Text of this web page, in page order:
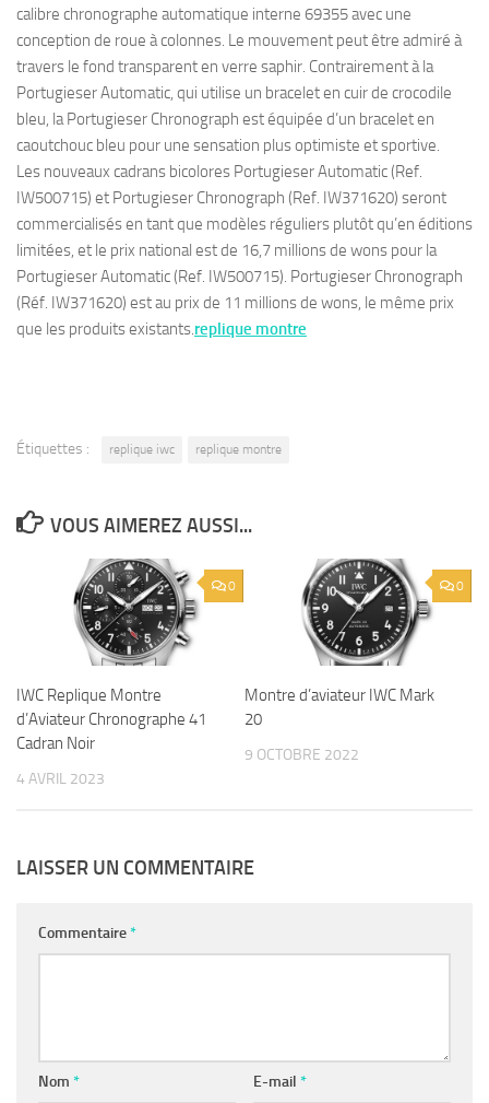
calibre chronographe automatique interne 69355 avec une
conception de roue à colonnes. Le mouvement peut être admiré à
travers le fond transparent en verre saphir. Contrairement à la
Portugieser Automatic, qui utilise un bracelet en cuir de crocodile
bleu, la Portugieser Chronograph est équipée d’un bracelet en
caoutchouc bleu pour une sensation plus optimiste et sportive.
Les nouveaux cadrans bicolores Portugieser Automatic (Ref.
IW500715) et Portugieser Chronograph (Ref. IW371620) seront
commercialisés en tant que modèles réguliers plutôt qu’en éditions
limitées, et le prix national est de 16,7 millions de wons pour la
Portugieser Automatic (Ref. IW500715). Portugieser Chronograph
(Réf. IW371620) est au prix de 11 millions de wons, le même prix
que les produits existants.replique montre
Étiquettes : replique iwc replique montre
VOUS AIMEREZ AUSSI...
0
IWC Replique Montre
d’Aviateur Chronographe 41
Cadran Noir
4 AVRIL 2023
0
Montre d’aviateur IWC Mark
20
9 OCTOBRE 2022
LAISSER UN COMMENTAIRE
Commentaire*
Nom * E-mail *